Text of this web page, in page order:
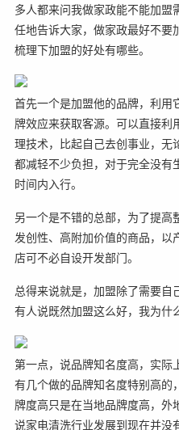
多人都来问我做家政能不能加
任地告诉大家，做家政最好不要
梳理下加盟的好处有哪些。
首先一个是加盟他的品牌，利用
牌效应来获取客源。可以直接
理技术，比起自己去创事业，无
都减轻不少负担，对于完全没有
时间内入行。
另一个是不错的总部，为了提
发创性、高附加价值的商品，以
店可不必自设开发部门。
总得来说就是，加盟除了需要自
有人说既然加盟这么好，我为什
第一点，说品牌知名度高，实际
有几个做的品牌知名度特别高的
牌度高只是在当地品牌度高，
说家电清洗行业发展到现在并没